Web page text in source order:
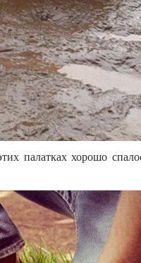
палатках хорошо